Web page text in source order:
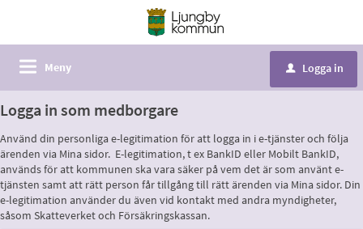
Meny u Logga in
Logga in som medborgare
Använd din personliga e-legitimation för att logga in i e-tjänster och följa
ärenden via Mina sidor. E-legitimation, t ex BankID eller Mobilt BankID,
används för att kommunen ska vara säker på vem det är som använt e-
tjänsten samt att rätt person får tillgång till rätt ärenden via Mina sidor. Din
e-legitimation använder du även vid kontakt med andra myndigheter,
såsom Skatteverket och Försäkringskassan.